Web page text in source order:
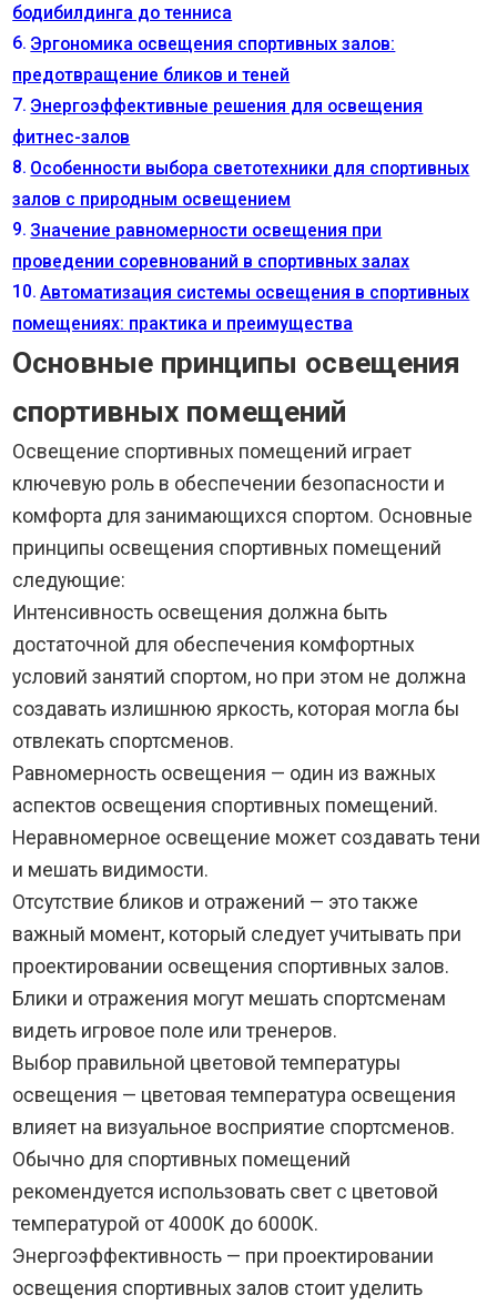
бодибилдинга до тенниса
Эргономика освещения спортивных залов:
предотвращение бликов и теней
Энергоэффективные решения для освещения
фитнес-залов
Особенности выбора светотехники для спортивных
залов с природным освещением
Значение равномерности освещения при
проведении соревнований в спортивных залах
Автоматизация системы освещения в спортивных
помещениях: практика и преимущества
Основные принципы освещения
спортивных помещений
Освещение спортивных помещений играет
ключевую роль в обеспечении безопасности и
комфорта для занимающихся спортом. Основные
принципы освещения спортивных помещений
следующие:
Интенсивность освещения должна быть
достаточной для обеспечения комфортных
условий занятий спортом, но при этом не должна
создавать излишнюю яркость, которая могла бы
отвлекать спортсменов.
Равномерность освещения — один из важных
аспектов освещения спортивных помещений.
Неравномерное освещение может создавать тени
и мешать видимости.
Отсутствие бликов и отражений — это также
важный момент, который следует учитывать при
проектировании освещения спортивных залов.
Блики и отражения могут мешать спортсменам
видеть игровое поле или тренеров.
Выбор правильной цветовой температуры
освещения — цветовая температура освещения
влияет на визуальное восприятие спортсменов.
Обычно для спортивных помещений
рекомендуется использовать свет с цветовой
температурой от 4000K до 6000K.
Энергоэффективность — при проектировании
освещения спортивных залов стоит уделить